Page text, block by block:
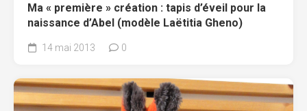
Ma « première » création : tapis d’éveil pour la
naissance d’Abel (modèle Laëtitia Gheno)
14 mai 2013 0